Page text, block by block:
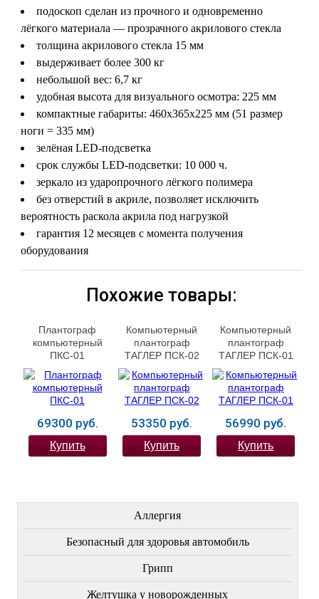
подоскоп сделан из прочного и одновременно
лёгкого материала — прозрачного акрилового стекла
толщина акрилового стекла 15 мм
выдерживает более 300 кг
небольшой вес: 6,7 кг
удобная высота для визуального осмотра: 225 мм
компактные габариты: 460х365х225 мм (51 размер
ноги = 335 мм)
зелёная LED-подсветка
срок службы LED-подсветки: 10 000 ч.
зеркало из ударопрочного лёгкого полимера
без отверстий в акриле, позволяет исключить
вероятность раскола акрила под нагрузкой
гарантия 12 месяцев с момента получения
оборудования
Похожие товары:
Плантограф
компьютерный
ПКС-01
69300 руб.
Купить
Компьютерный
плантограф
ТАГЛЕР ПСК-02
53350 руб.
Купить
Компьютерный
плантограф
ТАГЛЕР ПСК-01
56990 руб.
Купить
Аллергия
Безопасный для здоровья автомобиль
Грипп
Желтушка у новорожденных